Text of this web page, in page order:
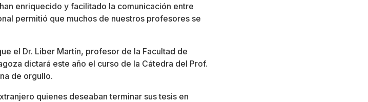
enriquecido y facilitado la comunicación entre
permitió que muchos de nuestros profesores se
el Dr. Liber Martín, profesor de la Facultad de
dictará este año el curso de la Cátedra del Prof.
de orgullo.
quienes deseaban terminar sus tesis en